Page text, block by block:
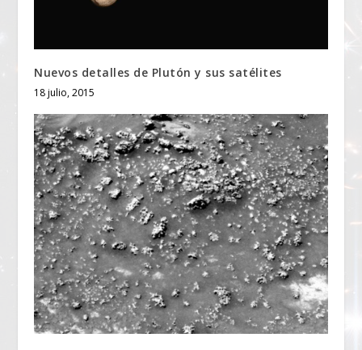
Nuevos detalles de Plutón y sus satélites
18 julio, 2015